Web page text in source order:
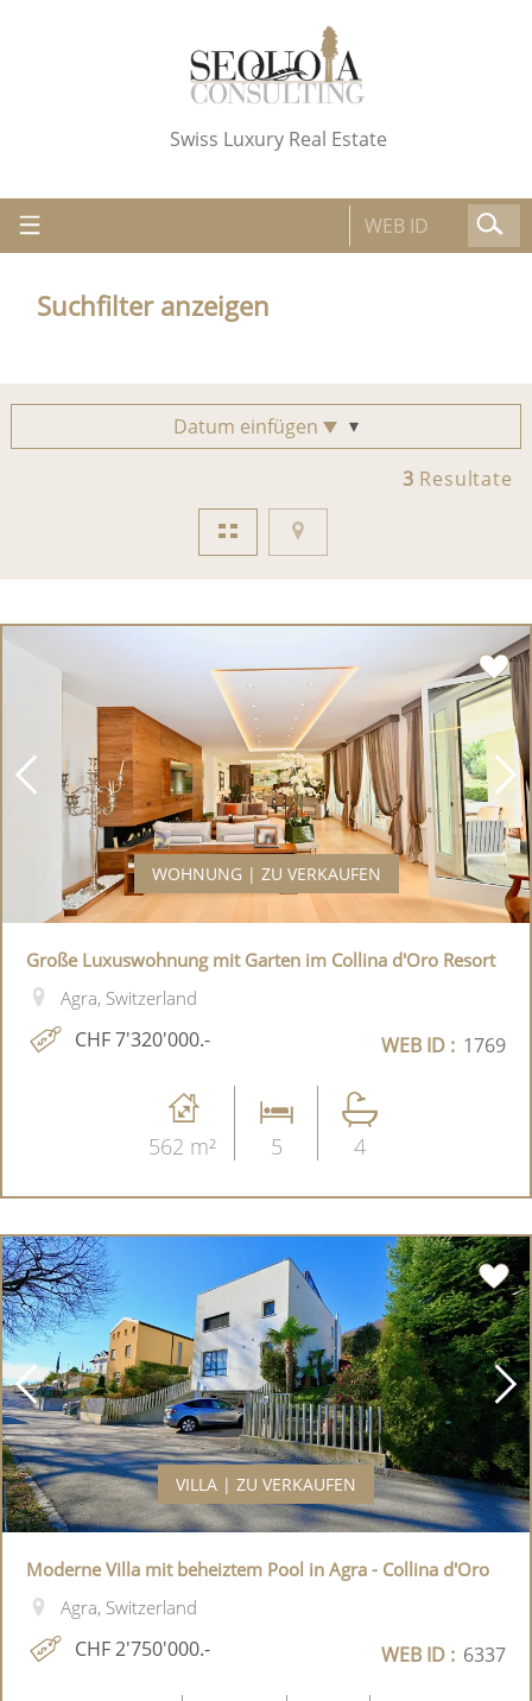
Swiss Luxury Real Estate
Suchfilter anzeigen
Datum einfügen
3 Resultate
WOHNUNG | ZU VERKAUFEN
Große Luxuswohnung mit Garten im Collina d'Oro Resort
Agra, Switzerland
CHF 7'320'000.- WEB ID : 1769
562 m² 5 4
VILLA | ZU VERKAUFEN
Moderne Villa mit beheiztem Pool in Agra - Collina d'Oro
Agra, Switzerland
CHF 2'750'000.- WEB ID : 6337